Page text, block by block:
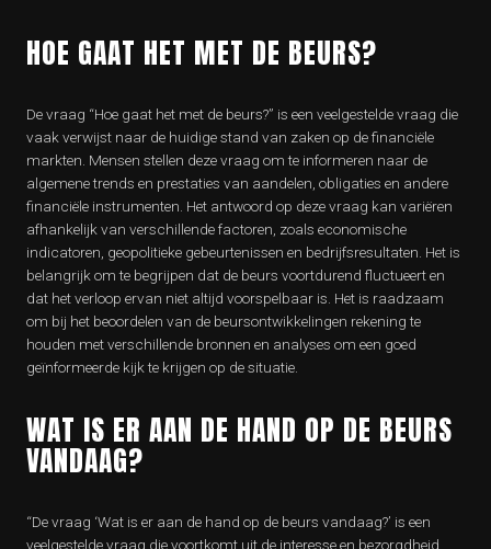
HOE GAAT HET MET DE BEURS?
De vraag “Hoe gaat het met de beurs?” is een veelgestelde vraag die
vaak verwijst naar de huidige stand van zaken op de financiële
markten. Mensen stellen deze vraag om te informeren naar de
algemene trends en prestaties van aandelen, obligaties en andere
financiële instrumenten. Het antwoord op deze vraag kan variëren
afhankelijk van verschillende factoren, zoals economische
indicatoren, geopolitieke gebeurtenissen en bedrijfsresultaten. Het is
belangrijk om te begrijpen dat de beurs voortdurend fluctueert en
dat het verloop ervan niet altijd voorspelbaar is. Het is raadzaam
om bij het beoordelen van de beursontwikkelingen rekening te
houden met verschillende bronnen en analyses om een goed
geïnformeerde kijk te krijgen op de situatie.
WAT IS ER AAN DE HAND OP DE BEURS
VANDAAG?
“De vraag ‘Wat is er aan de hand op de beurs vandaag?’ is een
veelgestelde vraag die voortkomt uit de interesse en bezorgdheid